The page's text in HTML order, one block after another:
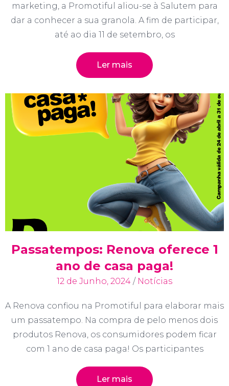
marketing, a Promotiful aliou-se à Salutem para
dar a conhecer a sua granola. A fim de participar,
até ao dia 11 de setembro, os
Ler mais
Passatempos: Renova oferece 1
ano de casa paga!
12 de Junho, 2024 / Notícias
A Renova confiou na Promotiful para elaborar mais
um passatempo. Na compra de pelo menos dois
produtos Renova, os consumidores podem ficar
com 1 ano de casa paga! Os participantes
Ler mais